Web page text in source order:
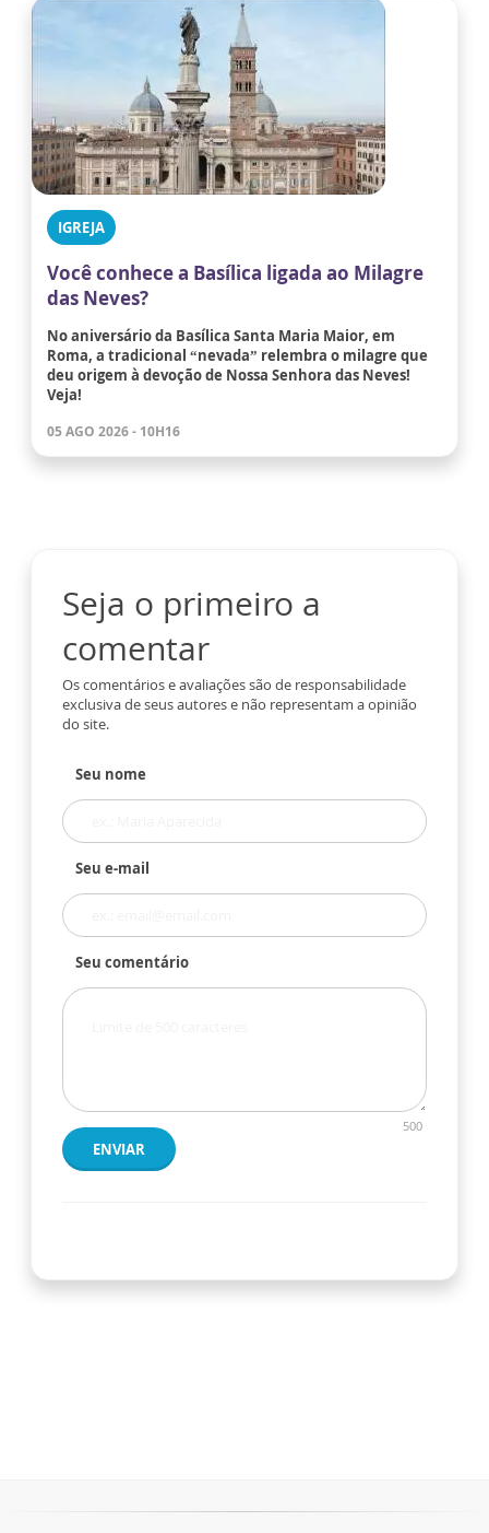
IGREJA
Você conhece a Basílica ligada ao Milagre
das Neves?
No aniversário da Basílica Santa Maria Maior, em
Roma, a tradicional “nevada” relembra o milagre que
deu origem à devoção de Nossa Senhora das Neves!
Veja!
05 AGO 2026 - 10H16
Seja o primeiro a
comentar
Os comentários e avaliações são de responsabilidade
exclusiva de seus autores e não representam a opinião
do site.
Seu nome
Seu e-mail
Seu comentário
500
ENVIAR